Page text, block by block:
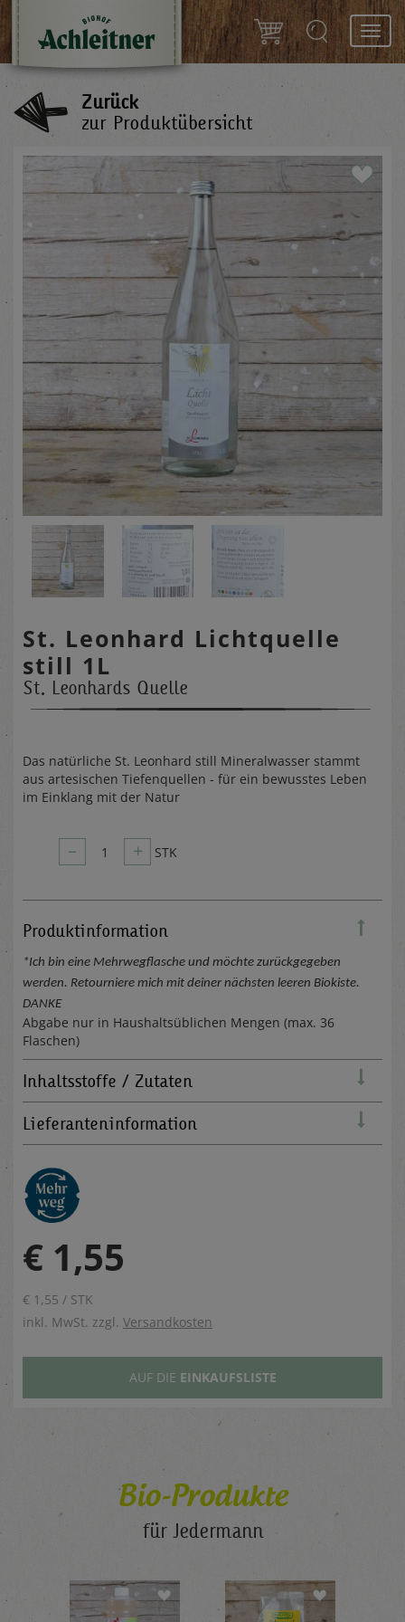
Zurück
zur Produktübersicht
St. Leonhard Lichtquelle
still 1L
St. Leonhards Quelle
Das natürliche St. Leonhard still Mineralwasser stammt
aus artesischen Tiefenquellen - für ein bewusstes Leben
im Einklang mit der Natur
– 1 + STK
Produktinformation
*Ich bin eine Mehrwegflasche und möchte zurückgegeben
werden. Retourniere mich mit deiner nächsten leeren Biokiste.
DANKE
Abgabe nur in Haushaltsüblichen Mengen (max. 36
Flaschen)
Inhaltsstoffe / Zutaten
Lieferanteninformation
€ 1,55
€ 1,55 / STK
inkl. MwSt. zzgl. Versandkosten
AUF DIE EINKAUFSLISTE
Bio-Produkte
für Jedermann